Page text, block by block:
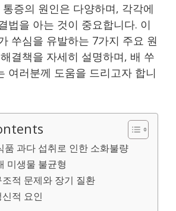
증의 원인은 다양하며, 각각에
법을 아는 것이 중요합니다. 이
쑤심을 유발하는 7가지 주요 원
결책을 자세히 설명하며, 배 쑤
여러분께 도움을 드리고자 합니
품 과다 섭취로 인한 소화불량
미생물 불균형
적 문제와 장기 질환
적 요인